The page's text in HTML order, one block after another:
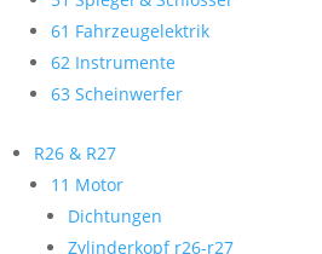
61 Fahrzeugelektrik
62 Instrumente
63 Scheinwerfer
R26 & R27
11 Motor
Dichtungen
Zylinderkopf r26-r27